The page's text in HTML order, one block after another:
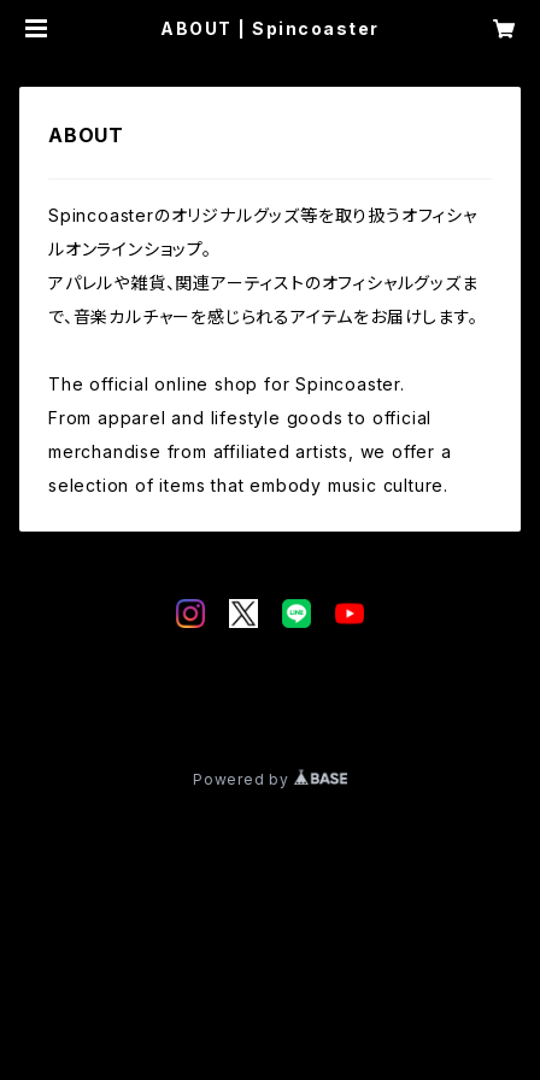
ABOUT | Spincoaster
ABOUT
Spincoasterのオリジナルグッズ等を取り扱うオフィシャ
ルオンラインショップ。
アパレルや雑貨、関連アーティストのオフィシャルグッズま
で、音楽カルチャーを感じられるアイテムをお届けします。
The official online shop for Spincoaster.
From apparel and lifestyle goods to official
merchandise from affiliated artists, we offer a
selection of items that embody music culture.
Powered by